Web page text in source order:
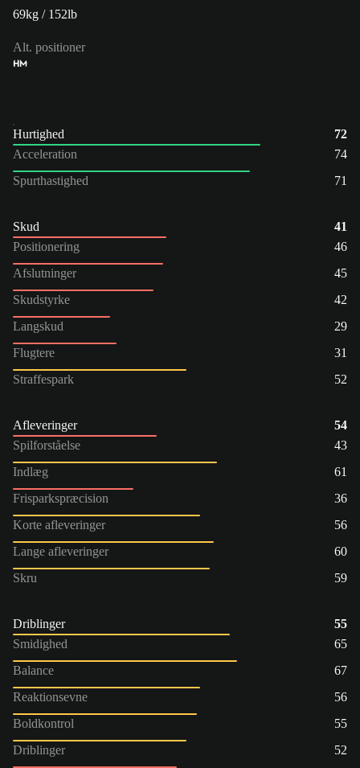
69kg / 152lb
Alt. positioner
HM
Hurtighed
72
Acceleration
74
Spurthastighed
71
Skud
41
Positionering
46
Afslutninger
45
Skudstyrke
42
Langskud
29
Flugtere
31
Straffespark
52
Afleveringer
54
Spilforståelse
43
Indlæg
61
Frisparkspræcision
36
Korte afleveringer
56
Lange afleveringer
60
Skru
59
Driblinger
55
Smidighed
65
Balance
67
Reaktionsevne
56
Boldkontrol
55
Driblinger
52